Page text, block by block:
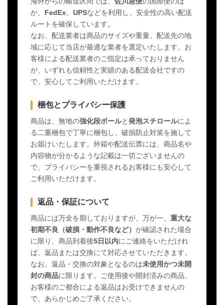
か、 FedEx UPSなどを利用し、安全性の高い配送
ルートを確保しています。
なお、配送業者は商品のサイズや重量、配送先の地
域に応じて当店が最適な業者を選定いたします。お
客様による配送業者のご指定は承っておりません
が、いずれも信頼性と実績のある配送会社ですの
で、安心してご利用いただけます。
梱包とプライバシー保護
商品は、無地の強化段ボールと発泡スチロールによ
る二重梱包で丁寧に梱包し、破損防止対策を施して
お届けいたします。外箱や配送伝票には、商品名や
内容物が分かるような記載は一切ございませんの
で、プライバシーを重視されるお客様にも安心して
ご利用いただけます。
返品・保証について
商品には万全を期しておりますが、万が一、 重大な
初期不良（破損・動作不良など） が確認された場合
に限り、商品到着後5日以内にご連絡をいただけれ
ば、返品または交換にて対応させていただきます。
なお、返品・交換の対象となるのは未使用かつ未開
封の商品に限ります。ご使用後や開封済みの商品、
お客様のご都合による返品はお受けできませんの
で、あらかじめご了承ください。